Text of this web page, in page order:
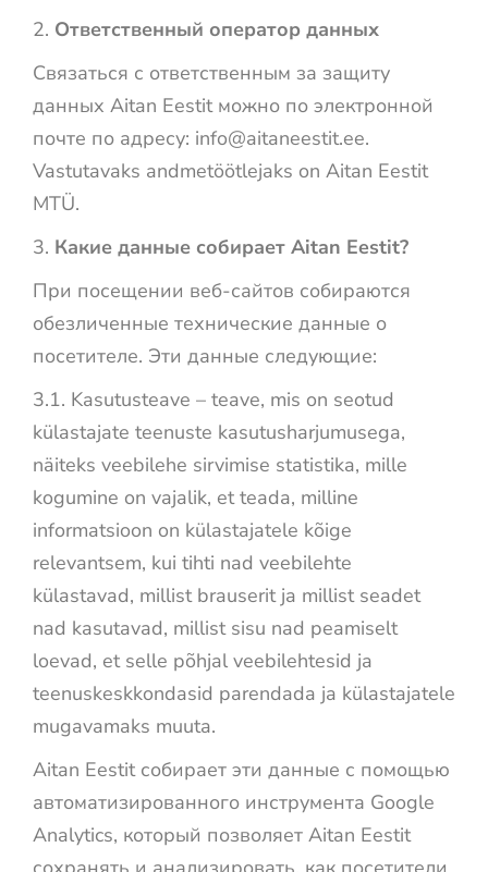
Ответственный оператор данных
Связаться с ответственным за защиту
данных Aitan Eestit можно по электронной
почте по адресу: info@aitaneestit.ee.
Vastutavaks andmetöötlejaks on Aitan Eestit
MTÜ.
Какие данные собирает Aitan Eestit?
При посещении веб-сайтов собираются
обезличенные технические данные о
посетителе. Эти данные следующие:
3.1. Kasutusteave – teave, mis on seotud
külastajate teenuste kasutusharjumusega,
näiteks veebilehe sirvimise statistika, mille
kogumine on vajalik, et teada, milline
informatsioon on külastajatele kõige
relevantsem, kui tihti nad veebilehte
külastavad, millist brauserit ja millist seadet
nad kasutavad, millist sisu nad peamiselt
loevad, et selle põhjal veebilehtesid ja
teenuskeskkondasid parendada ja külastajatele
mugavamaks muuta.
Aitan Eestit собирает эти данные с помощью
автоматизированного инструмента Google
Analytics, который позволяет Aitan Eestit